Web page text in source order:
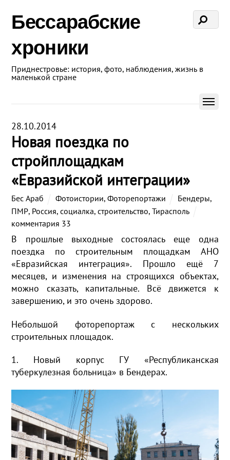
Бессарабские
хроники
Приднестровье: история, фото, наблюдения, жизнь в
маленькой стране
28.10.2014
Новая поездка по
стройплощадкам
«Евразийской интеграции»
Бес Араб Фотоистории,Фоторепортажи Бендеры,
ПМР, Россия,социалка,строительство,Тирасполь
комментария 33
В прошлые выходные состоялась еще одна
поездка по строительным площадкам АНО
«Евразийская интеграция». Прошло ещё 7
месяцев, и изменения на строящихся объектах,
можно сказать, капитальные. Всё движется к
завершению, и это очень здорово.
Небольшой фоторепортаж с нескольких
строительных площадок.
1. Новый корпус ГУ «Республиканская
туберкулезная больница» в Бендерах.